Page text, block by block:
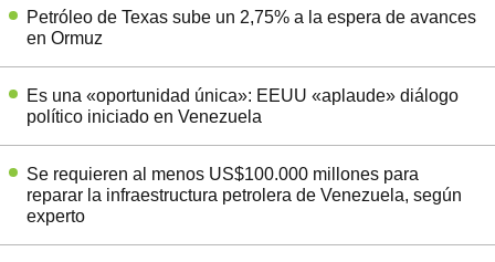
Petróleo de Texas sube un 2,75% a la espera de avances
en Ormuz
Es una «oportunidad única»: EEUU «aplaude» diálogo
político iniciado en Venezuela
Se requieren al menos US$100.000 millones para
reparar la infraestructura petrolera de Venezuela, según
experto